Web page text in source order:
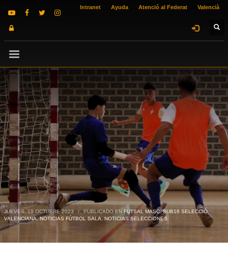
Intranet Ayuda Atenció al Federat Valencià
JUEVES, 19 OCTUBRE 2023 / PUBLICADO ENFUTSAL MASC. SUB16 SELECCIÓ
VALENCIANA,NOTICIAS FÚTBOL SALA NOTICIAS SELECCIONES